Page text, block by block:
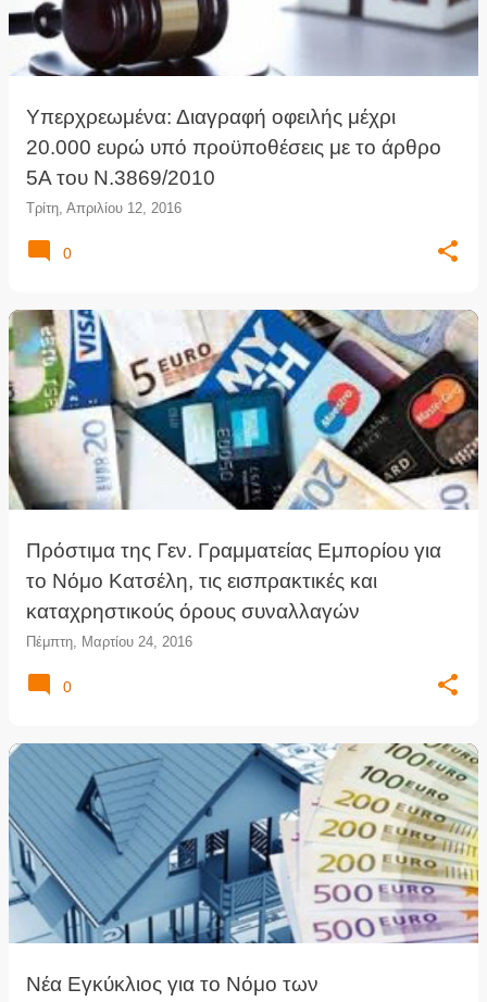
Υπερχρεωμένα: Διαγραφή οφειλής μέχρι
20.000 ευρώ υπό προϋποθέσεις με το άρθρο
5Α του Ν.3869/2010
Τρίτη, Απριλίου 12, 2016
0
Πρόστιμα της Γεν. Γραμματείας Εμπορίου για
το Νόμο Κατσέλη, τις εισπρακτικές και
καταχρηστικούς όρους συναλλαγών
Πέμπτη, Μαρτίου 24, 2016
0
Νέα Εγκύκλιος για το Νόμο των